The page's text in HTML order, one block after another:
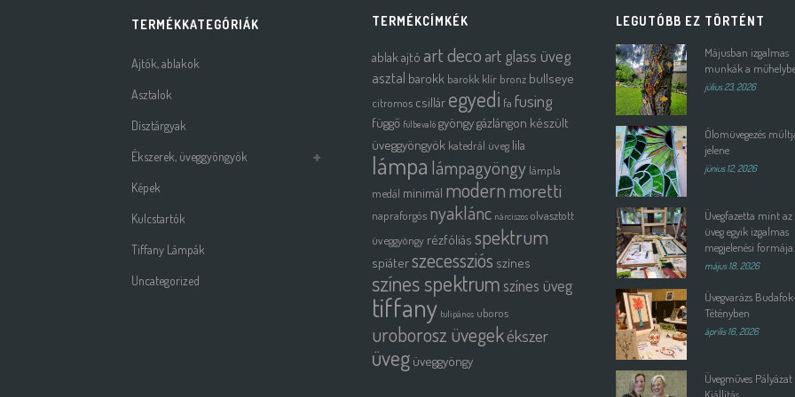
TERMÉKKATEGÓRIÁK
Ajtók, ablakok
Asztalok
Dísztárgyak
Ékszerek, üveggyöngyök
Képek
Kulcstartók
Tiffany Lámpák
Uncategorized
TERMÉKCÍMKÉK
ablakajtó art deco art glass üveg
asztal barokk barokk klír bronz bullseye
citromos csillár egyedi fa fusing
függő fülbevaló gyöngygázlángon készült
üveggyöngyök katedrál üveg lila
lámpa lámpagyöngy lámpla
medál minimál modernmoretti
napraforgós nyaklánc nárciszos olvasztott
üveggyöngy rézfóliás spektrum
spiáterszecessziós színes
színes spektrumszínes üveg
tiffany tulipános uboros
uroborosz üvegekékszer
üveg üveggyöngy
LEGUTÓBB EZ TÖRTÉNT
Májusban izgalmas
munkák a
július 23, 2026
Ólomüvegezés
jelene
június 12, 2026
Üvegfazetta mint az
üveg egyik izgalmas
megjelenési formája.
május 18, 2026
Üvegvarázs
Tétényben
április 16, 2026
Üvegműves Pályázat